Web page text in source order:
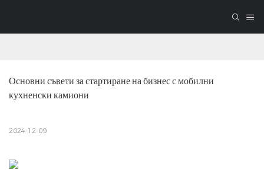
Основни съвети за стартиране на бизнес с мобилни
кухненски камиони
2024-12-09